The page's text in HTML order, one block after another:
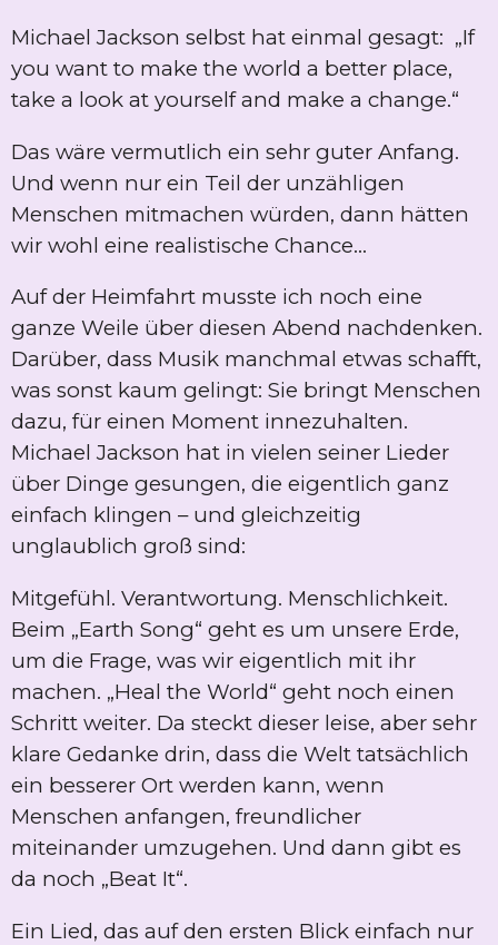
Michael Jackson selbst hat einmal gesagt: „If
you want to make the world a better place,
take a look at yourself and make a change.“
Das wäre vermutlich ein sehr guter Anfang.
Und wenn nur ein Teil der unzähligen
Menschen mitmachen würden, dann hätten
wir wohl eine realistische Chance...
Auf der Heimfahrt musste ich noch eine
ganze Weile über diesen Abend nachdenken.
Darüber, dass Musik manchmal etwas schafft,
was sonst kaum gelingt: Sie bringt Menschen
dazu, für einen Moment innezuhalten.
Michael Jackson hat in vielen seiner Lieder
über Dinge gesungen, die eigentlich ganz
einfach klingen – und gleichzeitig
unglaublich groß sind:
Mitgefühl. Verantwortung. Menschlichkeit.
Beim „Earth Song“ geht es um unsere Erde,
um die Frage, was wir eigentlich mit ihr
machen. „Heal the World“ geht noch einen
Schritt weiter. Da steckt dieser leise, aber sehr
klare Gedanke drin, dass die Welt tatsächlich
ein besserer Ort werden kann, wenn
Menschen anfangen, freundlicher
miteinander umzugehen. Und dann gibt es
da noch „Beat It“.
Ein Lied, das auf den ersten Blick einfach nur